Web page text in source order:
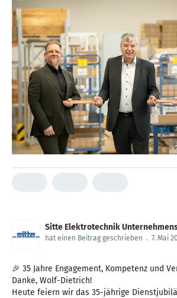
Sitte Elektrotechnik
hat einen Beitrag geschrieben . 7. Mai
🎉 35 Jahre Engagement, Kompetenz und
Danke, Wolf-Dietrich!
Heute feiern wir das 35-jährige